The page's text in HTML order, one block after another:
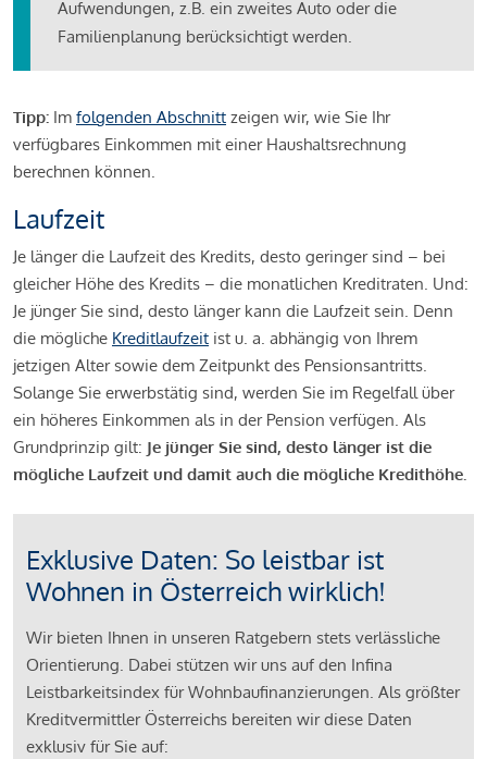
Aufwendungen, z.B. ein zweites Auto oder die
Familienplanung berücksichtigt werden.
Tipp: Im folgenden Abschnitt zeigen wir, wie Sie Ihr
verfügbares Einkommen mit einer Haushaltsrechnung
berechnen können.
Laufzeit
Je länger die Laufzeit des Kredits, desto geringer sind – bei
gleicher Höhe des Kredits – die monatlichen Kreditraten. Und:
Je jünger Sie sind, desto länger kann die Laufzeit sein. Denn
die mögliche Kreditlaufzeit ist u. a. abhängig von Ihrem
jetzigen Alter sowie dem Zeitpunkt des Pensionsantritts.
Solange Sie erwerbstätig sind, werden Sie im Regelfall über
ein höheres Einkommen als in der Pension verfügen. Als
Grundprinzip gilt: Je jünger Sie sind, desto länger ist die
mögliche Laufzeit und damit auch die mögliche Kredithöhe.
Exklusive Daten: So leistbar ist
Wohnen in Österreich wirklich!
Wir bieten Ihnen in unseren Ratgebern stets verlässliche
Orientierung. Dabei stützen wir uns auf den Infina
Leistbarkeitsindex für Wohnbaufinanzierungen. Als größter
Kreditvermittler Österreichs bereiten wir diese Daten
exklusiv für Sie auf: